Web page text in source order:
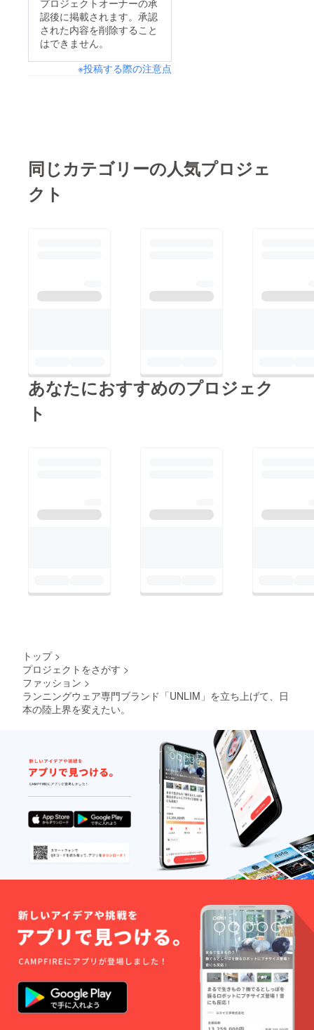
プロジェクトオーナーの承
認後に掲載されます。承認
された内容を削除すること
はできません。
※投稿する際の注意点
同じカテゴリーの人気プロジェ
クト
あなたにおすすめのプロジェク
ト
トップ >
プロジェクトをさがす >
ファッション >
ランニングウェア専門ブランド「UNLIM」を立ち上げて、日
本の陸上界を変えたい。